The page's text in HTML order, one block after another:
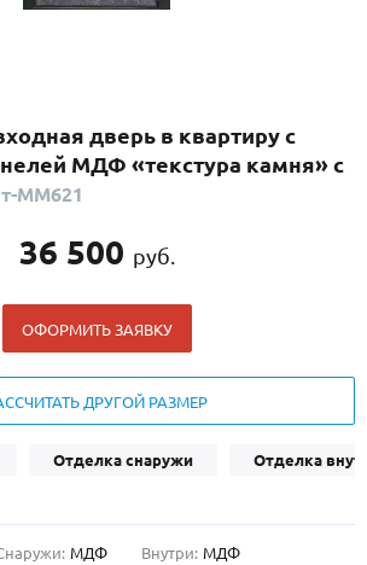
(29)
дверь в квартиру с
МДФ «текстура камня» с
ММ621
36 500 руб.
ОФОРМИТЬ ЗАЯВКУ
ДРУГОЙ РАЗМЕР
Отделка снаружи Отделка
МДФ Внутри: МДФ